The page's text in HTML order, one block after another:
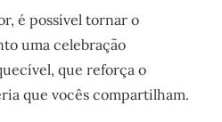
é possível tornar o
uma celebração
que reforça o
que vocês compartilham.